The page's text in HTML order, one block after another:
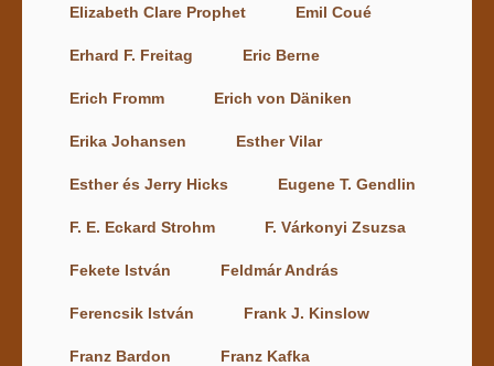
Elizabeth Clare Prophet Emil Coué
Erhard F. Freitag Eric Berne
Erich Fromm Erich von Däniken
Erika Johansen Esther Vilar
Esther és Jerry Hicks Eugene T. Gendlin
F. E. Eckard Strohm F. Várkonyi Zsuzsa
Fekete István Feldmár András
Ferencsik István Frank J. Kinslow
Franz Bardon Franz Kafka